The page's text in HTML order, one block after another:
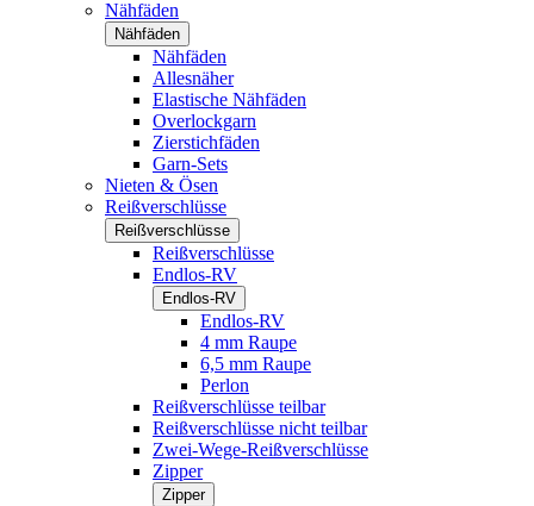
Nähfäden
Nähfäden
Nähfäden
Allesnäher
Elastische Nähfäden
Overlockgarn
Zierstichfäden
Garn-Sets
Nieten & Ösen
Reißverschlüsse
Reißverschlüsse
Reißverschlüsse
Endlos-RV
Endlos-RV
Endlos-RV
4 mm Raupe
6,5 mm Raupe
Perlon
Reißverschlüsse teilbar
Reißverschlüsse nicht teilbar
Zwei-Wege-Reißverschlüsse
Zipper
Zipper